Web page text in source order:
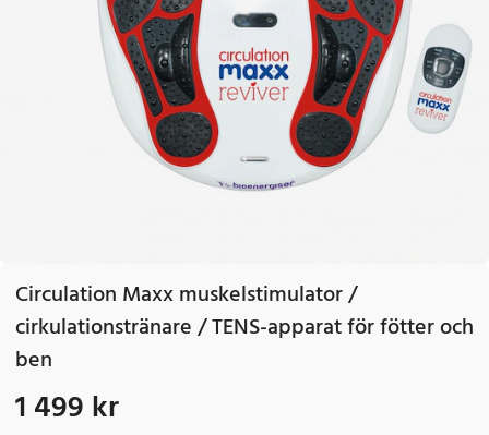
Circulation Maxx muskelstimulator /
cirkulationstränare / TENS-apparat för fötter och
ben
Pris:1 499 kr
1 499 kr